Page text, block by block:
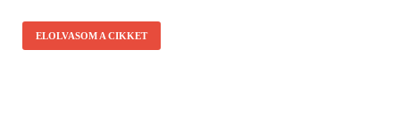
ELOLVASOM A CIKKET